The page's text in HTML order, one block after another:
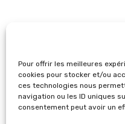
Pour offrir les meilleures
cookies pour stocker et/ou
ces technologies nous
navigation ou les ID uniques
consentement peut avoir un